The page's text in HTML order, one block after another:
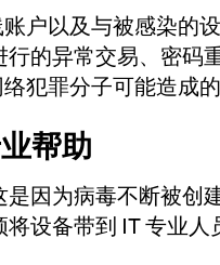
户以及与被感染的
的异常交易、密码
犯罪分子可能造成的
帮助
因为病毒不断被创
设备带到 IT 专业人